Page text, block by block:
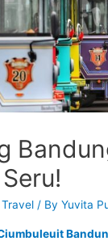
Travel / ByYuvita